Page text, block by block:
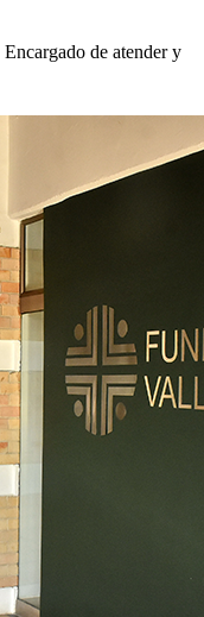
Encargado de atender y